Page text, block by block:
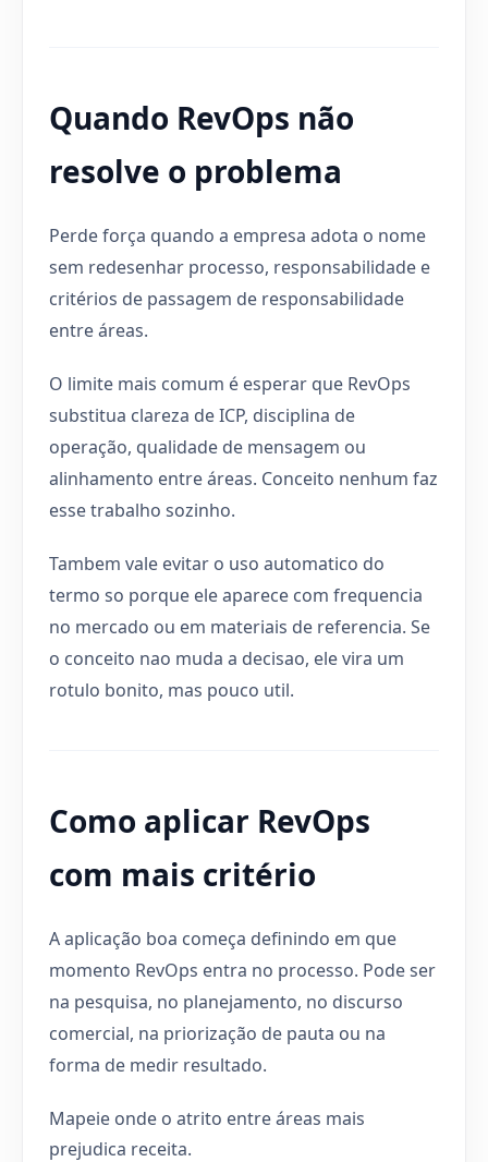
Quando RevOps não
resolve o problema
Perde força quando a empresa adota o nome
sem redesenhar processo, responsabilidade e
critérios de passagem de responsabilidade
entre áreas.
O limite mais comum é esperar que RevOps
substitua clareza de ICP, disciplina de
operação, qualidade de mensagem ou
alinhamento entre áreas. Conceito nenhum faz
esse trabalho sozinho.
Tambem vale evitar o uso automatico do
termo so porque ele aparece com frequencia
no mercado ou em materiais de referencia. Se
o conceito nao muda a decisao, ele vira um
rotulo bonito, mas pouco util.
Como aplicar RevOps
com mais critério
A aplicação boa começa definindo em que
momento RevOps entra no processo. Pode ser
na pesquisa, no planejamento, no discurso
comercial, na priorização de pauta ou na
forma de medir resultado.
Mapeie onde o atrito entre áreas mais
prejudica receita.